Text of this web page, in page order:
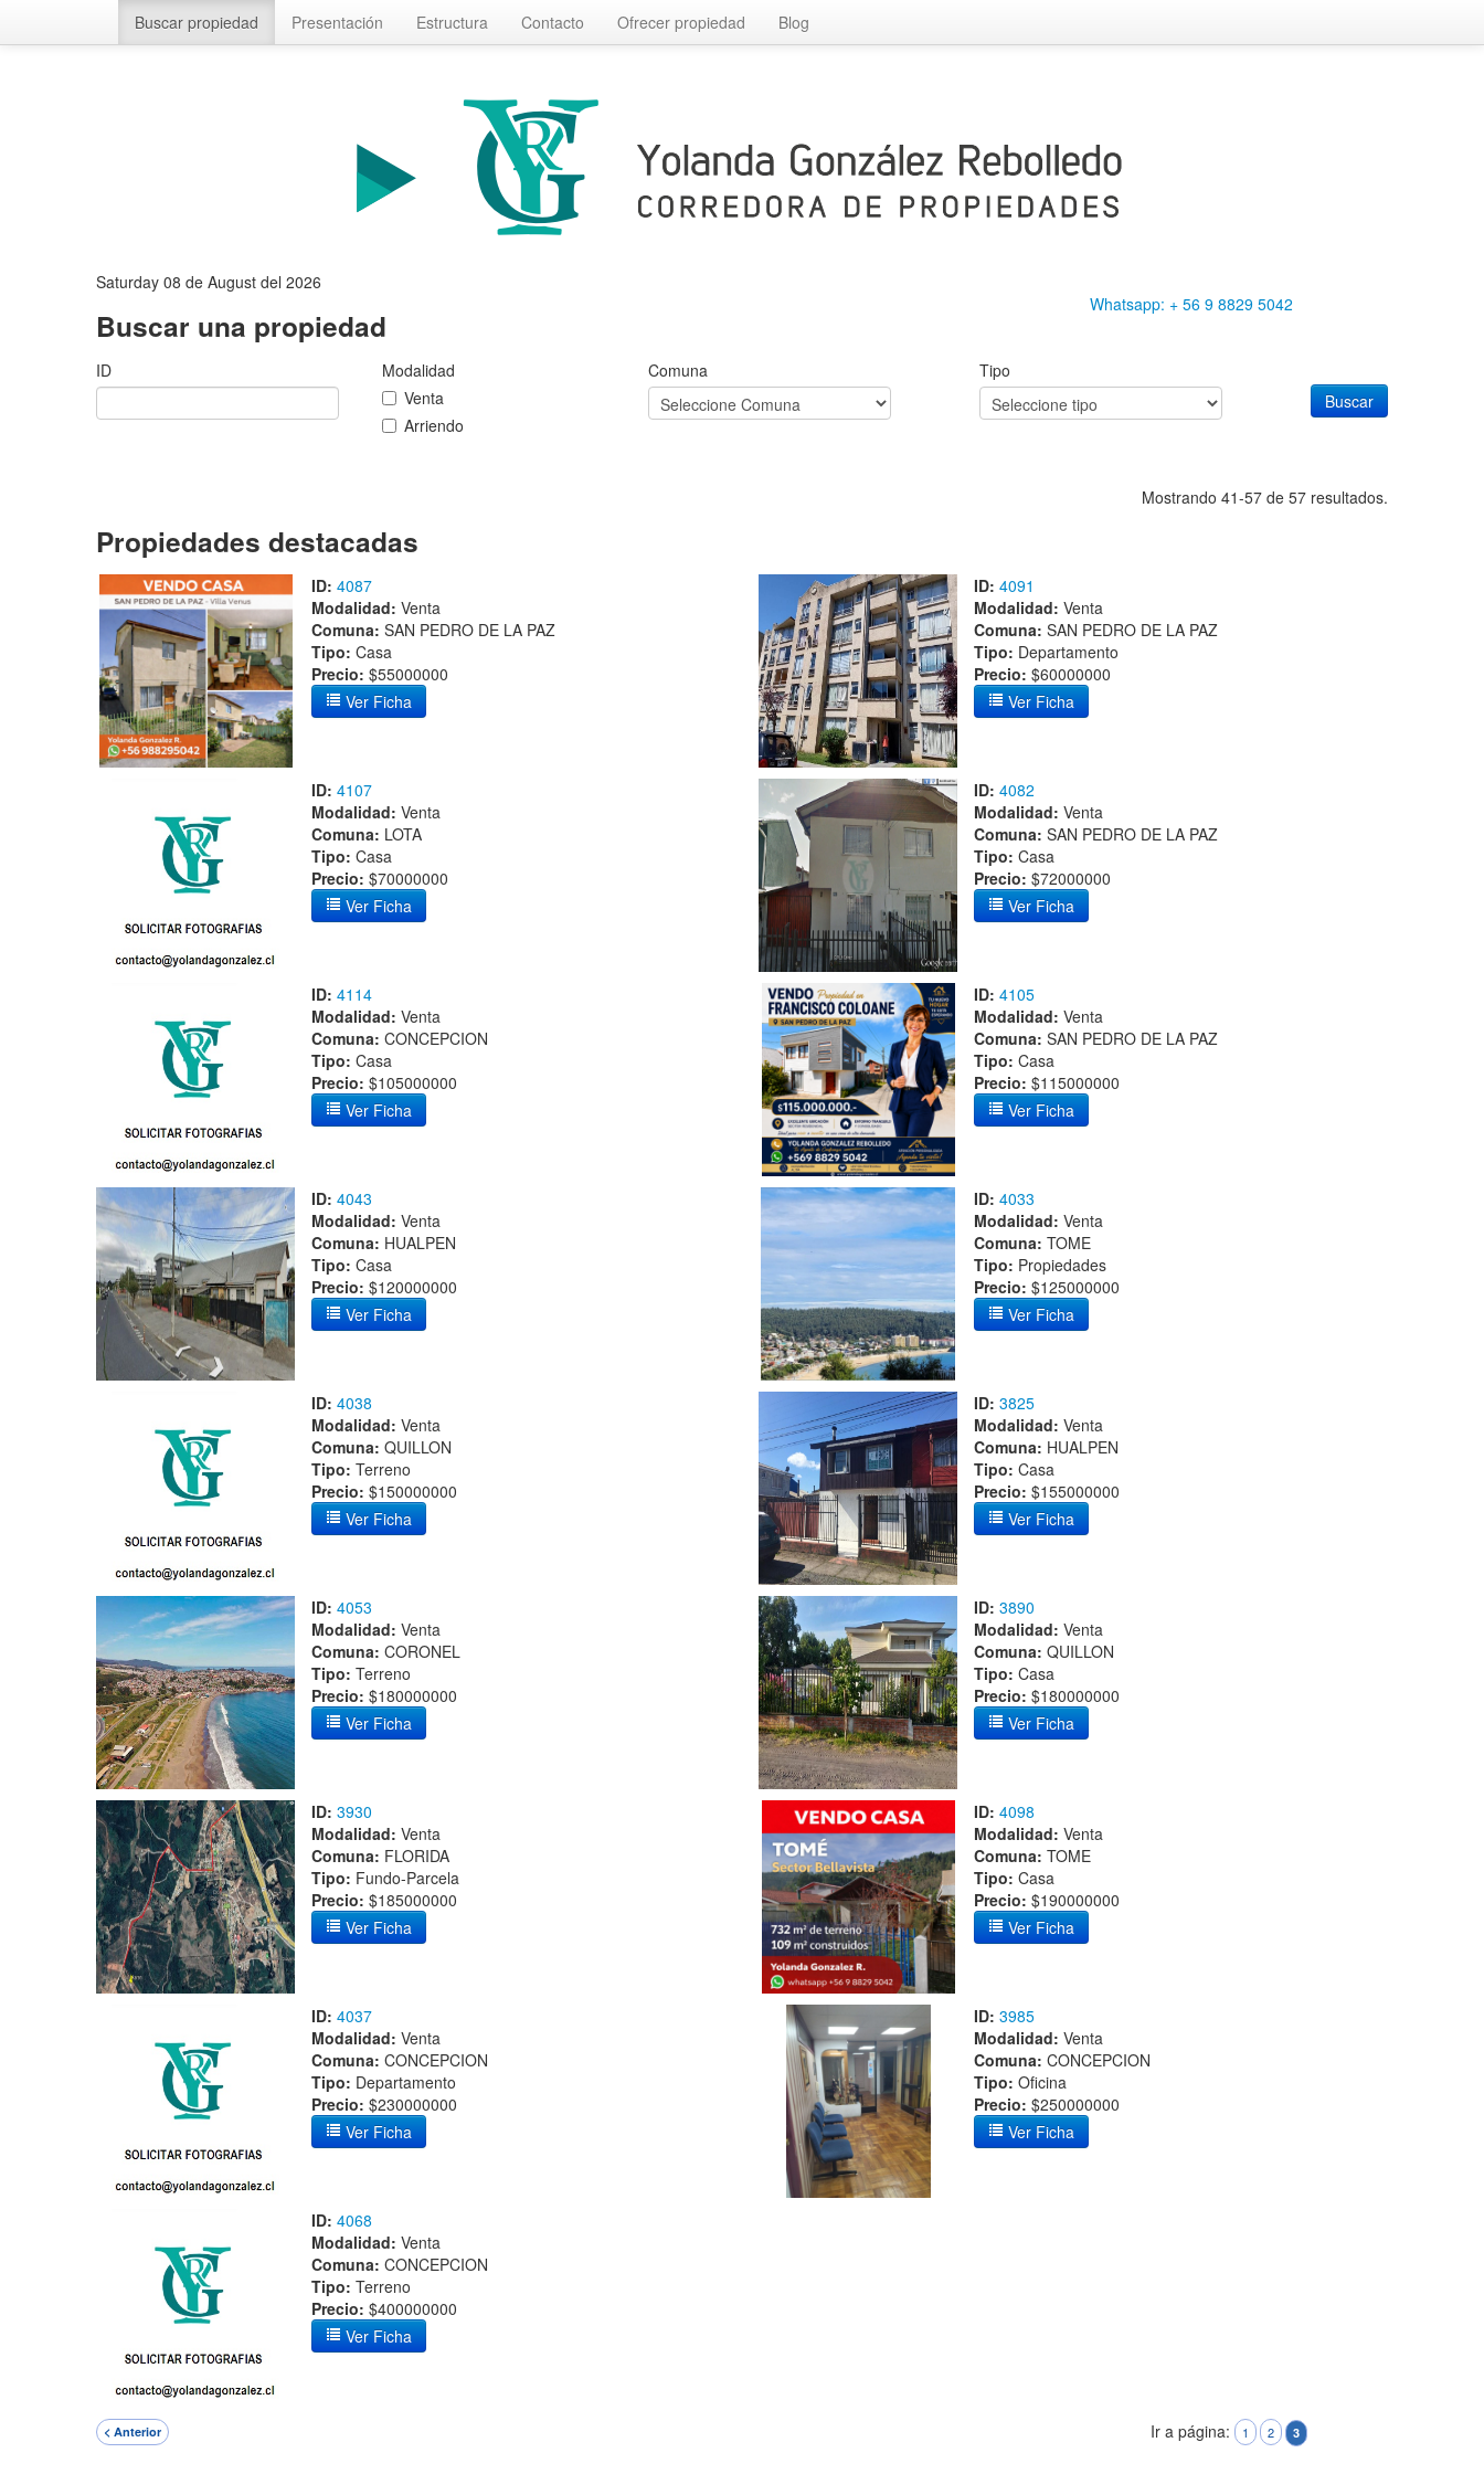
Buscar propiedad Presentación Estructura Contacto Ofrecer propiedad Blog
Saturday 08 de August del 2026
Buscar una propiedad
Whatsapp: + 56 9 8829 5042
ID
Modalidad
Venta
Arriendo
Comuna
Tipo
Buscar
Mostrando 41-57 de 57 resultados.
Propiedades destacadas
ID: 4087
Modalidad: Venta
Comuna: SAN PEDRO DE LA PAZ
Tipo: Casa
Precio: $55000000
Ver Ficha
ID: 4091
Modalidad: Venta
Comuna: SAN PEDRO DE LA PAZ
Tipo: Departamento
Precio: $60000000
Ver Ficha
ID: 4107
Modalidad: Venta
Comuna: LOTA
Tipo: Casa
Precio: $70000000
Ver Ficha
ID: 4082
Modalidad: Venta
Comuna: SAN PEDRO DE LA PAZ
Tipo: Casa
Precio: $72000000
Ver Ficha
ID: 4114
Modalidad: Venta
Comuna: CONCEPCION
Tipo: Casa
Precio: $105000000
Ver Ficha
ID: 4105
Modalidad: Venta
Comuna: SAN PEDRO DE LA PAZ
Tipo: Casa
Precio: $115000000
Ver Ficha
ID: 4043
Modalidad: Venta
Comuna: HUALPEN
Tipo: Casa
Precio: $120000000
Ver Ficha
ID: 4033
Modalidad: Venta
Comuna: TOME
Tipo: Propiedades
Precio: $125000000
Ver Ficha
ID: 4038
Modalidad: Venta
Comuna: QUILLON
Tipo: Terreno
Precio: $150000000
Ver Ficha
ID: 3825
Modalidad: Venta
Comuna: HUALPEN
Tipo: Casa
Precio: $155000000
Ver Ficha
ID: 4053
Modalidad: Venta
Comuna: CORONEL
Tipo: Terreno
Precio: $180000000
Ver Ficha
ID: 3890
Modalidad: Venta
Comuna: QUILLON
Tipo: Casa
Precio: $180000000
Ver Ficha
ID: 3930
Modalidad: Venta
Comuna: FLORIDA
Tipo: Fundo-Parcela
Precio: $185000000
Ver Ficha
ID: 4098
Modalidad: Venta
Comuna: TOME
Tipo: Casa
Precio: $190000000
Ver Ficha
ID: 4037
Modalidad: Venta
Comuna: CONCEPCION
Tipo: Departamento
Precio: $230000000
Ver Ficha
ID: 3985
Modalidad: Venta
Comuna: CONCEPCION
Tipo: Oficina
Precio: $250000000
Ver Ficha
ID: 4068
Modalidad: Venta
Comuna: CONCEPCION
Tipo: Terreno
Precio: $400000000
Ver Ficha
Ir a página:
< Anterior 1 2 3